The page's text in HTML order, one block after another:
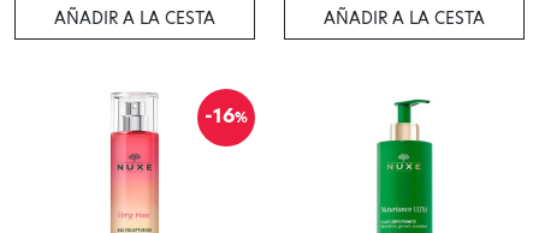
AÑADIR A LA CESTA AÑADIR A LA CESTA
-16%